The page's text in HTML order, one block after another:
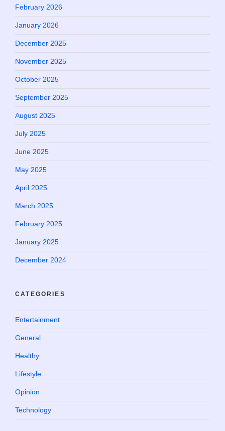
February 2026
January 2026
December 2025
November 2025
October 2025
September 2025
August 2025
July 2025
June 2025
May 2025
April 2025
March 2025
February 2025
January 2025
December 2024
CATEGORIES
Entertainment
General
Healthy
Lifestyle
Opinion
Technology